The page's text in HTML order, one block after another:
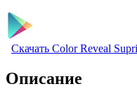
Скачать Color Reveal
Описание